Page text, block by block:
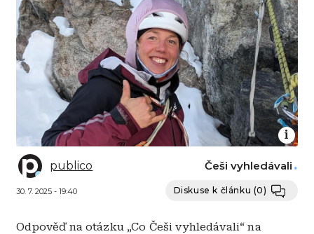
publico
30. 7. 2025 - 19:40
Češi vyhledávali
Diskuse k článku (0)
Odpověď na otázku „Co Češi vyhledávali“ na